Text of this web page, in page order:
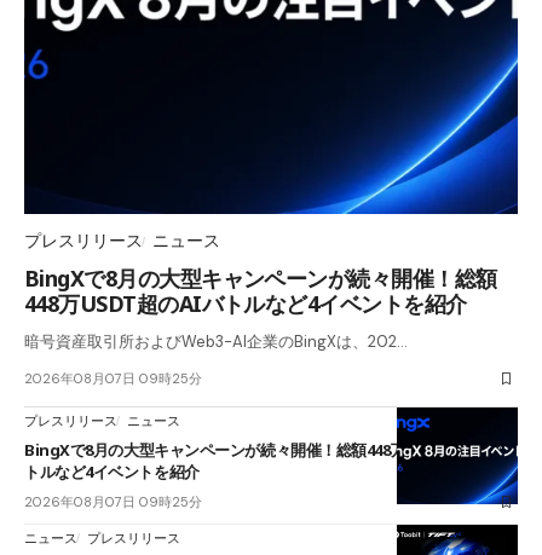
プレスリリース ニュース
BingXで8月の大型キャンペーンが続々開催！総額
448万USDT超のAIバトルなど4イベントを紹介
暗号資産取引所およびWeb3-AI企業のBingXは、202…
2026年08月07日 09時25分
プレスリリース ニュース
BingXで8月の大型キャンペーンが続々開催！総額448万USDT超のAIバ
トルなど4イベントを紹介
2026年08月07日 09時25分
ニュース プレスリリース